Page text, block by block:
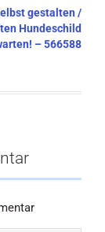
gestalten /
Hundeschild
– 566588